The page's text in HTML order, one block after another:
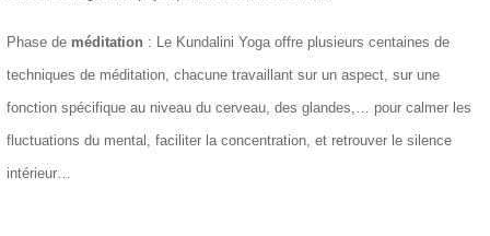
Phase de méditation : Le Kundalini Yoga offre plusieurs centaines de
techniques de méditation, chacune travaillant sur un aspect, sur une
fonction spécifique au niveau du cerveau, des glandes,… pour calmer les
fluctuations du mental, faciliter la concentration, et retrouver le silence
intérieur…